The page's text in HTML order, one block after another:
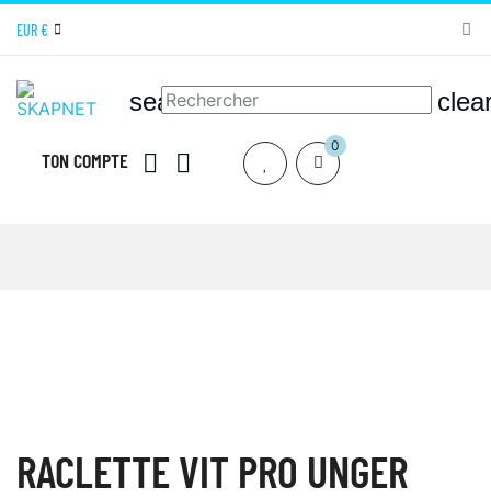
EUR €
search
TON COMPTE  
0
RACLETTE VIT PRO UNGER